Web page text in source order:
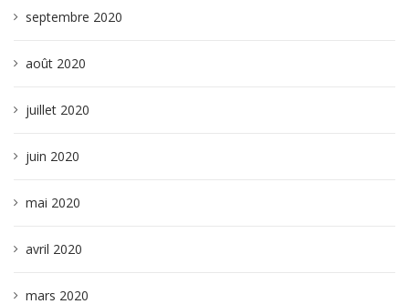
septembre 2020
août 2020
juillet 2020
juin 2020
mai 2020
avril 2020
mars 2020